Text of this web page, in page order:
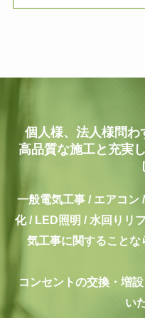
個人様、法人様問
高品質な施工と充実
一般電気工事 / エアコン
化 / LED照明 / 水回りリ
気工事に関することな
コンセントの交換・増
い